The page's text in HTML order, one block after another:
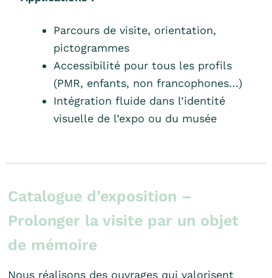
Parcours de visite, orientation,
pictogrammes
Accessibilité pour tous les profils
(PMR, enfants, non francophones…)
Intégration fluide dans l’identité
visuelle de l’expo ou du musée
Catalogue d’exposition –
Prolonger la visite par un objet
de mémoire
Nous réalisons des ouvrages qui valorisent